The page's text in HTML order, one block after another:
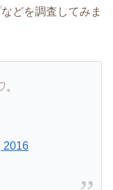
どを調査してみま
2016